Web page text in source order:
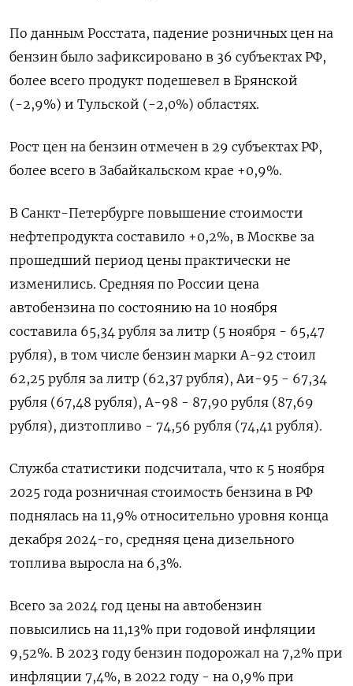
По данным Росстата, падение розничных цен на
бензин было зафиксировано в 36 субъектах РФ,
более всего продукт подешевел в Брянской
(-2,9%) и Тульской (-2,0%) областях.
Рост цен на бензин отмечен в 29 субъектах РФ,
более всего в Забайкальском крае +0,9%.
В Санкт-Петербурге повышение стоимости
нефтепродукта составило +0,2%, в Москве за
прошедший период цены практически не
изменились. Средняя по России цена
автобензина по состоянию на 10 ноября
составила 65,34 рубля за литр (5 ноября - 65,47
рубля), в том числе бензин марки А-92 стоил
62,25 рубля за литр (62,37 рубля), Аи-95 - 67,34
рубля (67,48 рубля), А-98 - 87,90 рубля (87,69
рубля), дизтопливо - 74,56 рубля (74,41 рубля).
Служба статистики подсчитала, что к 5 ноября
2025 года розничная стоимость бензина в РФ
поднялась на 11,9% относительно уровня конца
декабря 2024-го, средняя цена дизельного
топлива выросла на 6,3%.
Всего за 2024 год цены на автобензин
повысились на 11,13% при годовой инфляции
9,52%. В 2023 году бензин подорожал на 7,2% при
инфляции 7,4%, в 2022 году - на 0,9% при